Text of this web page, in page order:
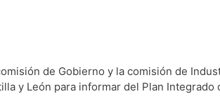
de Gobierno y la comisión de
y León para informar del Plan Integrado